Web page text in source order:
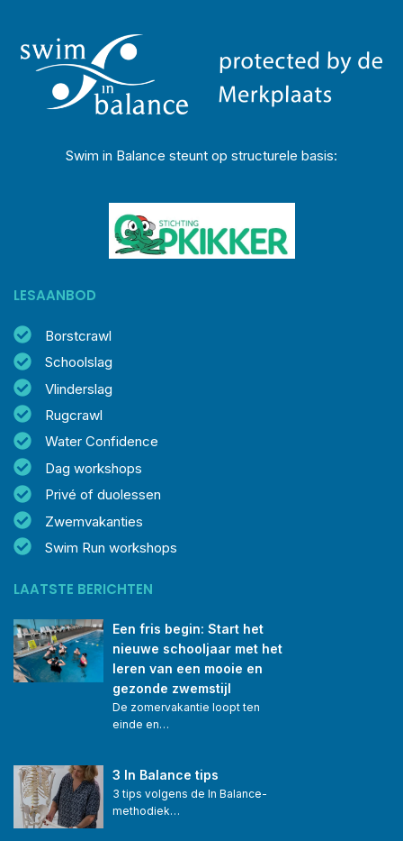
Swim in Balance steunt op structurele basis:
LESAANBOD
Borstcrawl
Schoolslag
Vlinderslag
Rugcrawl
Water Confidence
Dag workshops
Privé of duolessen
Zwemvakanties
Swim Run workshops
LAATSTE BERICHTEN
Een fris begin: Start het
nieuwe schooljaar met het
leren van een mooie en
gezonde zwemstijl
De zomervakantie loopt ten
einde en…
3 In Balance tips
3 tips volgens de In Balance-
methodiek…